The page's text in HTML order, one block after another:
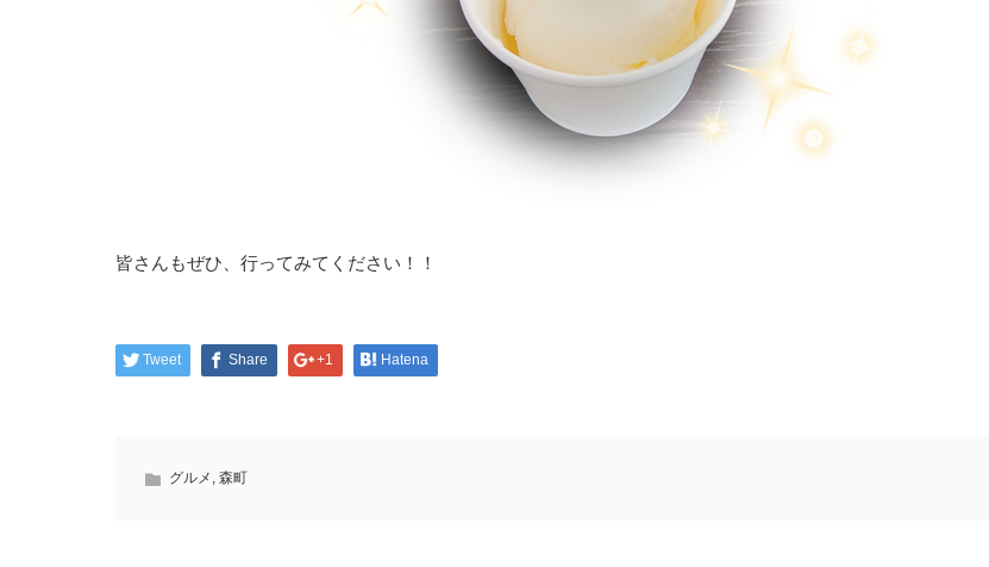
皆さんもぜひ、行ってみてください！！
Tweet Share +1 Hatena
グルメ , 森町